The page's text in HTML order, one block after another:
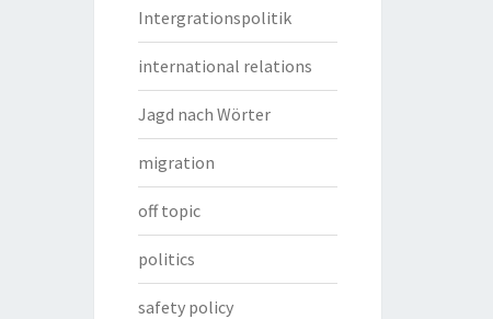
Intergrationspolitik
international relations
Jagd nach Wörter
migration
off topic
politics
safety policy